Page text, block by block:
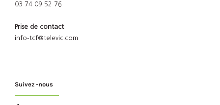
03 74 09 52 76
Prise de contact
info-tcf@televic.com
Suivez -nous